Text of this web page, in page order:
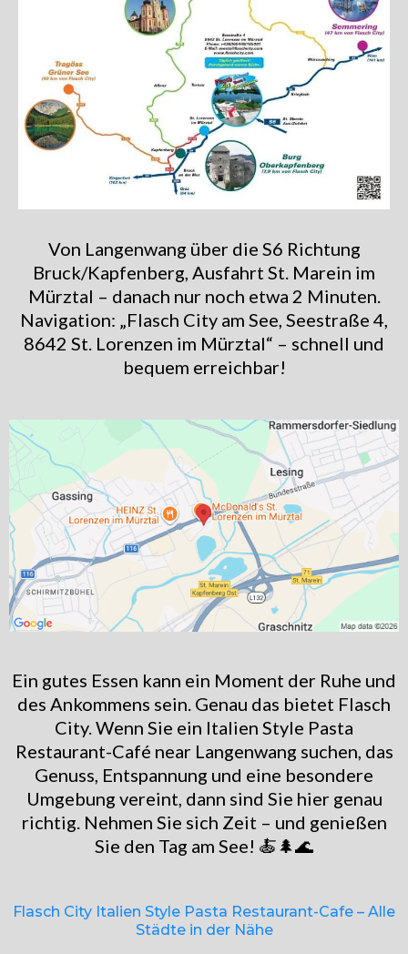
Von Langenwang über die S6 Richtung
Bruck/Kapfenberg, Ausfahrt St. Marein im
Mürztal – danach nur noch etwa 2 Minuten.
Navigation: „Flasch City am See, Seestraße 4,
8642 St. Lorenzen im Mürztal“ – schnell und
bequem erreichbar!
Ein gutes Essen kann ein Moment der Ruhe und
des Ankommens sein. Genau das bietet Flasch
City. Wenn Sie ein Italien Style Pasta
Restaurant-Café near Langenwang suchen, das
Genuss, Entspannung und eine besondere
Umgebung vereint, dann sind Sie hier genau
richtig. Nehmen Sie sich Zeit – und genießen
Sie den Tag am See! 🍝🌲🌊
Flasch City Italien Style Pasta Restaurant-Cafe – Alle
Städte in der Nähe